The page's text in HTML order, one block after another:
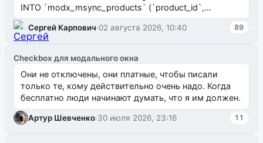
INTO `modx_msync_products` (`product_id`,
`uuid_1c`) VALUES ...
Сергей Карпович·02 августа 2026, 10:40 89
Checkbox для модального окна
Они не отключены, они платные, чтобы писали
только те, кому действительно очень надо. Когда
бесплатно люди начинают думать, что я им должен.
Артур Шевченко·30 июля 2026, 23:16 11